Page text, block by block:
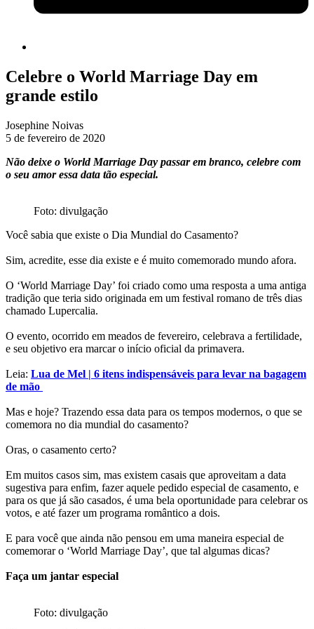
Celebre o World Marriage Day em
grande estilo
Josephine Noivas
5 de fevereiro de 2020
Não deixe o World Marriage Day passar em branco, celebre com
o seu amor essa data tão especial.
Foto: divulgação
Você sabia que existe o Dia Mundial do Casamento?
Sim, acredite, esse dia existe e é muito comemorado mundo afora.
O ‘World Marriage Day’ foi criado como uma resposta a uma antiga
tradição que teria sido originada em um festival romano de três dias
chamado Lupercalia.
O evento, ocorrido em meados de fevereiro, celebrava a fertilidade,
e seu objetivo era marcar o início oficial da primavera.
Leia: Lua de Mel | 6 itens indispensáveis para levar na bagagem
de mão
Mas e hoje? Trazendo essa data para os tempos modernos, o que se
comemora no dia mundial do casamento?
Oras, o casamento certo?
Em muitos casos sim, mas existem casais que aproveitam a data
sugestiva para enfim, fazer aquele pedido especial de casamento, e
para os que já são casados, é uma bela oportunidade para celebrar os
votos, e até fazer um programa romântico a dois.
E para você que ainda não pensou em uma maneira especial de
comemorar o ‘World Marriage Day’, que tal algumas dicas?
Faça um jantar especial
Foto: divulgação